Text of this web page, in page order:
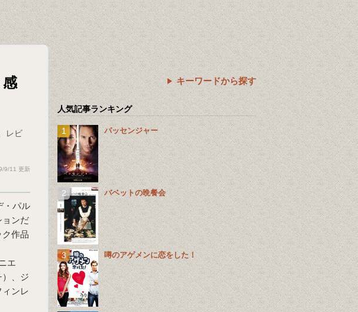
レビ
9/11 更新
・パル
ョンだ
作品
エ
、ジ
ンレ
キーワードから探す
人気記事ランキング
パッセンジャー
バベットの晩餐会
噂のアゲメンに恋をした！